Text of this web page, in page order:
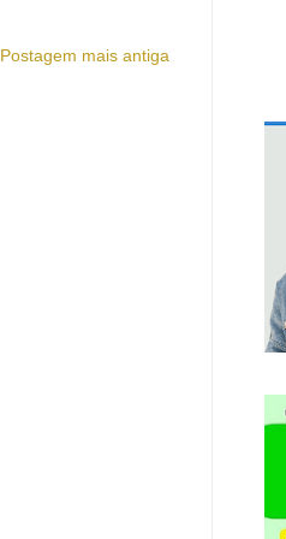
Postagem mais antiga